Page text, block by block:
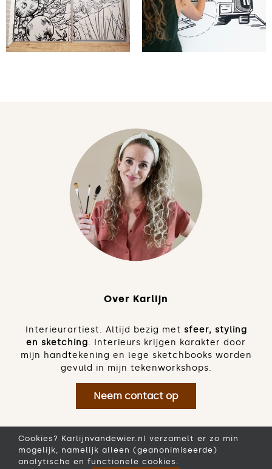
interieuritem
Over Karlijn
Interieurartiest. Altijd bezig met sfeer, styling
en sketching. Interieurs krijgen karakter door
mijn handtekening en lege sketchbooks worden
gevuld in mijn tekenworkshops.
Neem contact op
Cookies? Karlijnvandewier.nl verzamelt er zo min
mogelijk, namelijk alleen (geanonimiseerde)
analytische en functionele cookies.